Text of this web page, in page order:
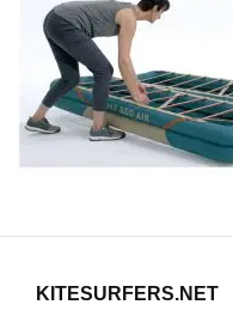
KITESURFERS.NET